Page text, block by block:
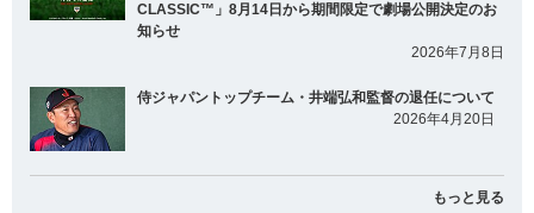
CLASSIC™」8月14日から期間限定で劇場公開決定のお
知らせ
2026年7月8日
侍ジャパントップチーム・井端弘和監督の退任について
2026年4月20日
もっと見る